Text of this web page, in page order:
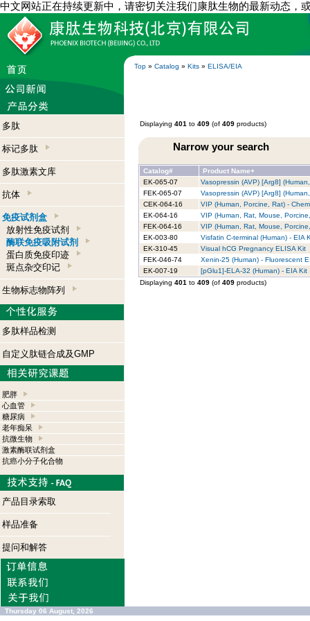
中文网站正在持续更新中，请密切关注我们康肽生物的最新动态，
Top » Catalog » Kits » ELISA/EIA
多肽
标记多肽
多肽激素文库
抗体
免疫试剂盒
放射性免疫试剂
酶联免疫吸附试剂
蛋白质免疫印迹
斑点杂交印记
生物标志物阵列
多肽样品检测
自定义肽链合成及GMP
肥胖
心血管
糖尿病
老年痴呆
抗微生物
激素酶联试剂盒
抗癌小分子化合物
产品目录索取
样品准备
提问和解答
Displaying 401 to 409 (of 409 products)
Narrow your search
Catalog#
Product Name+
EK-065-07
Vasopressin (AVP) [Arg8]
FEK-065-07
Vasopressin (AVP) [Arg8]
CEK-064-16
VIP (Human, Porcine, Rat) -
EK-064-16
VIP (Human, Rat, Mouse,
FEK-064-16
VIP (Human, Rat, Mouse,
EK-003-80
Visfatin C-terminal (Human) - EIA
EK-310-45
Visual hCG Pregnancy ELISA Kit
FEK-046-74
Xenin-25 (Human) - Fluorescent
EK-007-19
[pGlu1]-ELA-32 (Human) - EIA Kit
Displaying 401 to 409 (of 409 products)
Thursday 06 August, 2026